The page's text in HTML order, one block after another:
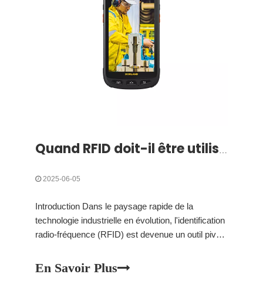
Quand RFID doit-il être utilisé?
2025-06-05
Introduction Dans le paysage rapide de la
technologie industrielle en évolution, l'identification
radio-fréquence (RFID) est devenue un outil pivot
précision des données. La technologie RFID
En Savoir Plus